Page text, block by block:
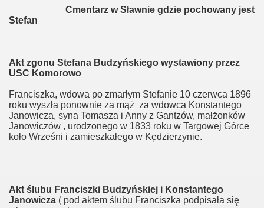
Cmentarz w Sławnie gdzie pochowany jest
Stefan
Akt zgonu Stefana Budzyńskiego wystawiony przez
USC Komorowo
Franciszka, wdowa po zmarłym Stefanie 10 czerwca 1896
roku wyszła ponownie za mąż za wdowca Konstantego
Janowicza, syna Tomasza i Anny z Gantzów, małżonków
Janowiczów , urodzonego w 1833 roku w Targowej Górce
koło Wrześni i zamieszkałego w Kędzierzynie.
Akt ślubu Franciszki Budzyńskiej i Konstantego
Janowicza ( pod aktem ślubu Franciszka podpisała się